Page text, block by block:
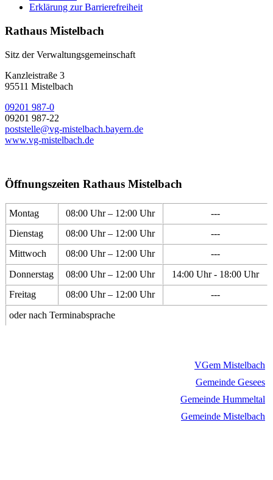
Erklärung zur Barrierefreiheit
Rathaus Mistelbach
Sitz der Verwaltungsgemeinschaft
Kanzleistraße 3
95511 Mistelbach
09201 987-0
09201 987-22
poststelle@vg-mistelbach.bayern.de
www.vg-mistelbach.de
Öffnungszeiten Rathaus Mistelbach
Montag 08:00 Uhr – 12:00 Uhr
---
Dienstag
08:00 Uhr – 12:00 Uhr
---
Mittwoch
08:00 Uhr – 12:00 Uhr
---
Donnerstag
08:00 Uhr – 12:00 Uhr
14:00 Uhr - 18:00 Uhr
Freitag
08:00 Uhr – 12:00 Uhr
---
oder nach Terminabsprache
VGem Mistelbach
Gemeinde Gesees
Gemeinde Hummeltal
Gemeinde Mistelbach